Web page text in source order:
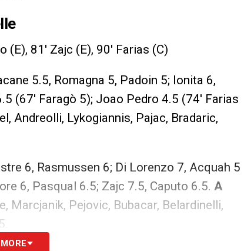
(E), 81′ Zajc (E), 90′ Farias (C)
5.5, Romagna 5, Padoin 5; Ionita 6,
(67′ Faragò 5); Joao Pedro 4.5 (74′ Farias
Andreolli, Lykogiannis, Pajac, Bradaric,
6, Rasmussen 6; Di Lorenzo 7, Acquah 5
6, Pasqual 6.5; Zajc 7.5, Caputo 6.5. A
Marcjanik, Pejovic, Bubacar, Belardinelli,